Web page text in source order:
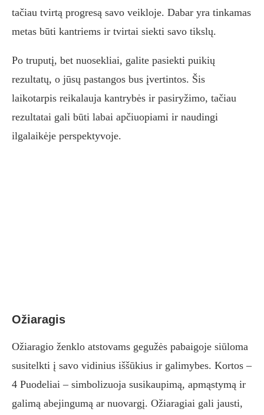
tačiau tvirtą progresą savo veikloje. Dabar yra tinkamas
metas būti kantriems ir tvirtai siekti savo tikslų.
Po truputį, bet nuosekliai, galite pasiekti puikių
rezultatų, o jūsų pastangos bus įvertintos. Šis
laikotarpis reikalauja kantrybės ir pasiryžimo, tačiau
rezultatai gali būti labai apčiuopiami ir naudingi
ilgalaikėje perspektyvoje.
Ožiaragis
Ožiaragio ženklo atstovams gegužės pabaigoje siūloma
susitelkti į savo vidinius iššūkius ir galimybes. Kortos –
4 Puodeliai – simbolizuoja susikaupimą, apmąstymą ir
galimą abejingumą ar nuovargį. Ožiaragiai gali jausti,